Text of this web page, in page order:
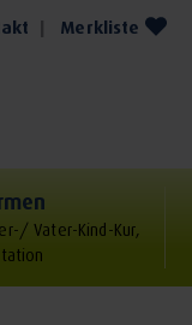
Merkliste
Vater-Kind-Kur,